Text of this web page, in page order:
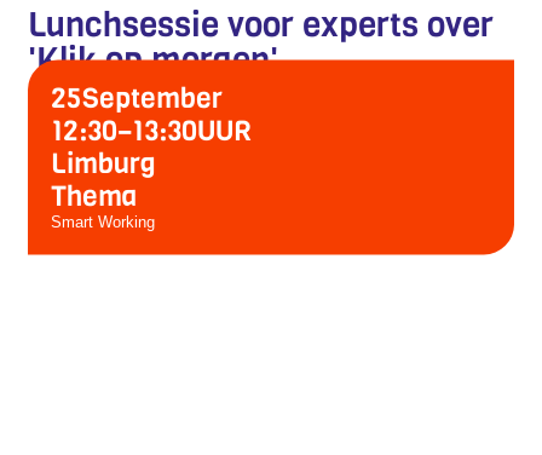
Lunchsessie voor experts over
'Klik op morgen'
25September
12:30–13:30UUR
Limburg
Thema
Smart Working